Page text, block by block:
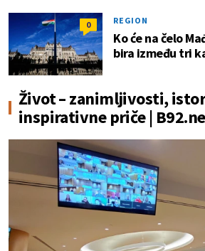
0 REGION
Ko će na čelo
bira između tri
Život – zanimljivosti,
inspirativne priče |